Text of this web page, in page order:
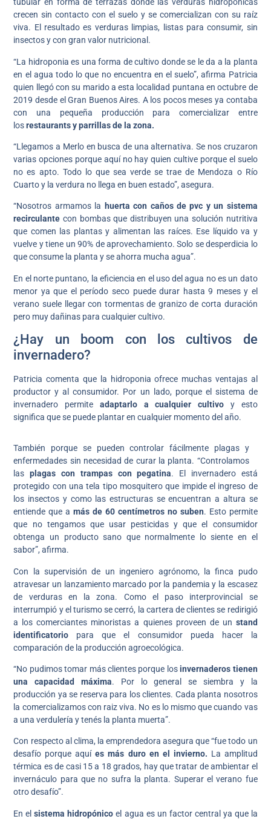
crecen sin contacto con el suelo y se comercializan con su raíz
viva. El resultado es verduras limpias, listas para consumir, sin
insectos y con gran valor nutricional.
“La hidroponia es una forma de cultivo donde se le da a la planta
en el agua todo lo que no encuentra en el suelo”, afirma Patricia
quien llegó con su marido a esta localidad puntana en octubre de
2019 desde el Gran Buenos Aires. A los pocos meses ya contaba
con una pequeña producción para comercializar entre
losrestaurants y parrillas de la zona.
“Llegamos a Merlo en busca de una alternativa. Se nos cruzaron
varias opciones porque aquí no hay quien cultive porque el suelo
no es apto. Todo lo que sea verde se trae de Mendoza o Río
Cuarto y la verdura no llega en buen estado”, asegura.
“Nosotros armamos la huerta con caños de pvc y un sistema
recirculante con bombas que distribuyen una solución nutritiva
que comen las plantas y alimentan las raíces. Ese líquido va y
vuelve y tiene un 90% de aprovechamiento. Solo se desperdicia lo
que consume la planta y se ahorra mucha agua”.
En el norte puntano, la eficiencia en el uso del agua no es un dato
menor ya que el período seco puede durar hasta 9 meses y el
verano suele llegar con tormentas de granizo de corta duración
pero muy dañinas para cualquier cultivo.
¿Hay un boom con los cultivos de
invernadero?
Patricia comenta que la hidroponia ofrece muchas ventajas al
productor y al consumidor. Por un lado, porque el sistema de
invernadero permite adaptarlo a cualquier cultivo y esto
significa que se puede plantar en cualquier momento del año.
También porque se pueden controlar fácilmente plagas y
enfermedades sin necesidad de curar la planta. “Controlamos
lasplagas con trampas con pegatina. El invernadero está
protegido con una tela tipo mosquitero que impide el ingreso de
los insectos y como las estructuras se encuentran a altura se
entiende que amás de 60 centímetros no suben. Esto permite
que no tengamos que usar pesticidas y que el consumidor
obtenga un producto sano que normalmente lo siente en el
sabor”, afirma.
Con la supervisión de un ingeniero agrónomo, la finca pudo
atravesar un lanzamiento marcado por la pandemia y la escasez
de verduras en la zona. Como el paso interprovincial se
interrumpió y el turismo se cerró, la cartera de clientes se redirigió
a los comerciantes minoristas a quienes proveen de un stand
identificatorio para que el consumidor pueda hacer la
comparación de la producción agroecológica.
“No pudimos tomar más clientes porque losinvernaderos tienen
una capacidad máxima. Por lo general se siembra y la
producción ya se reserva para los clientes. Cada planta nosotros
la comercializamos con raiz viva. No es lo mismo que cuando vas
a una verdulería y tenés la planta muerta”.
Con respecto al clima, la emprendedora asegura que “fue todo un
desafío porque aquíes más duro en el invierno. La amplitud
térmica es de casi 15 a 18 grados, hay que tratar de ambientar el
invernáculo para que no sufra la planta. Superar el verano fue
otro desafío”.
En elsistema hidropónico el agua es un factor central ya que la